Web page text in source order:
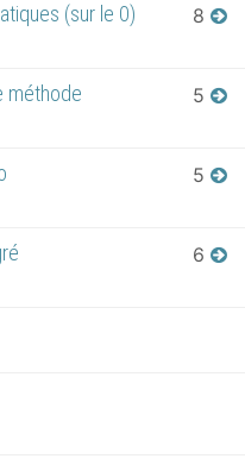
(sur le 0) 8
méthode 5
5
6